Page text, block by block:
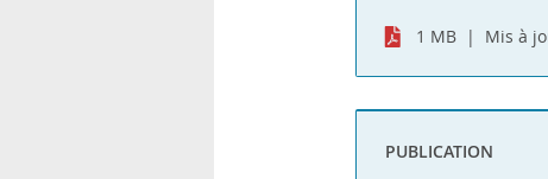
1 MB Mis à
PUBLICATION